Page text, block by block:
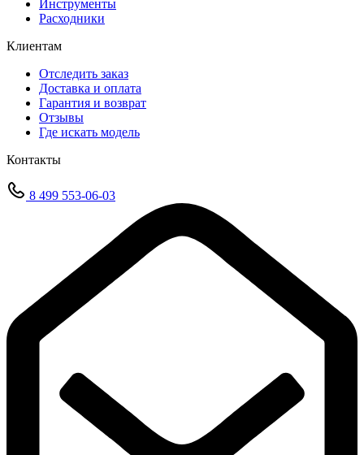
Инструменты
Расходники
Клиентам
Отследить заказ
Доставка и оплата
Гарантия и возврат
Отзывы
Где искать модель
Контакты
8 499 553-06-03